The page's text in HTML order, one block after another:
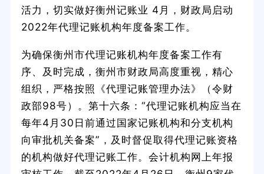
活力，切实做好衡州记账业 4月，财政局启动
2022年代理记账机构年度备案工作。
为确保衡州市代理记账机构年度备案工作有
序、及时完成，衡州市财政局高度重视，精心
组织，严格按照《代理记账管理办法》（令财
政部98号）。第十六条：“代理记账机构应当在
每年4月30日前通过国家记账机构和分支机构
向审批机关备案”，及时督促取得代理记账资格
的机构做好代理记账工作。会计机构网上年报